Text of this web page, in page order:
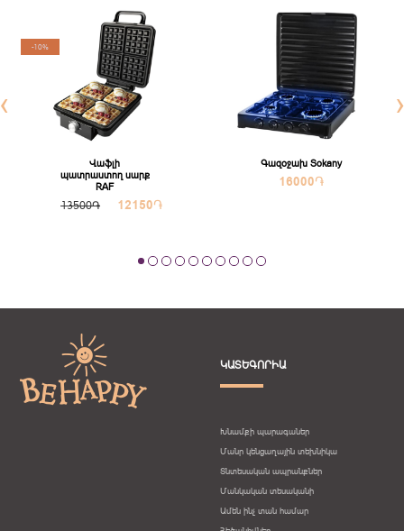
-10%
Վաֆլի
պատրաստող սարք
RAF
13500֏ 12150֏
Գազօջախ Sokany
16000֏
‹ ›
ԿԱՏԵԳՈՐԻԱ
Խնամքի պարագաներ
Մանր կենցաղային տեխնիկա
Տնտեսական ապրանքներ
Մանկական տեսականի
Ամեն ինչ տան համար